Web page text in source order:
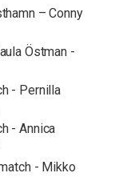
– Conny
Östman -
- Pernilla
- Annica
- Mikko